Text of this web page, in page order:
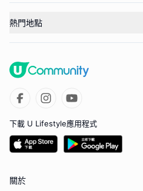
熱門地點
下載 U Lifestyle應用程式
關於